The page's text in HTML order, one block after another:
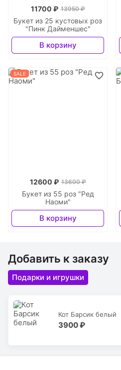
Букет из 25 кустовых роз
"Пинк Дайменшес"
11700 ₽ 13950 ₽
В корзину
SALE
Букет из 55 роз "Ред
Наоми"
12600 ₽ 13600 ₽
В корзину
Добавить к заказу
Подарки и игрушки
Кот Барсик белый
3900 ₽